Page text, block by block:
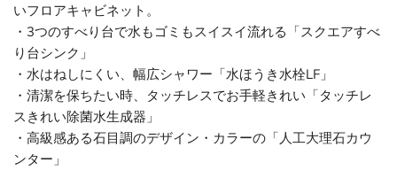
いフロアキャビネット。
・3つのすべり台で水もゴミもスイスイ流れる「スクエアすべ
り台シンク」
・水はねしにくい、幅広シャワー「水ほうき水栓LF」
・清潔を保ちたい時、タッチレスでお手軽きれい「タッチレ
スきれい除菌水生成器」
・高級感ある石目調のデザイン・カラーの「人工大理石カウ
ンター」